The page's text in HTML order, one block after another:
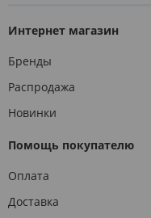
Интернет магазин
Бренды
Распродажа
Новинки
Помощь покупателю
Оплата
Доставка